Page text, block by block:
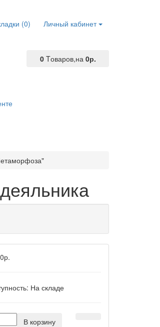
Личный кабинет
(0)
0 Tоваров,на 0р.
На складе
В корзину